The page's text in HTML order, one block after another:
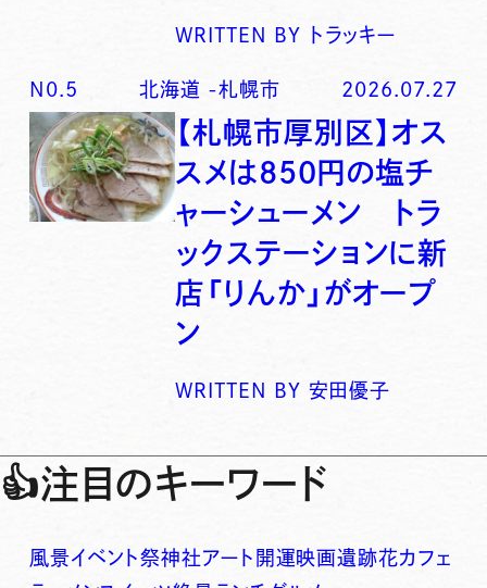
WRITTEN BY トラッキー
N0. 5 北海道 -札幌市 2026.07.27
【札幌市厚別区】オス
スメは850円の塩チ
ャーシューメン トラ
ックステーションに新
店「りんか」がオープ
ン
WRITTEN BY 安田優子
👍注目のキーワード
風景イベント祭神社アート 開運映画遺跡花カフェ